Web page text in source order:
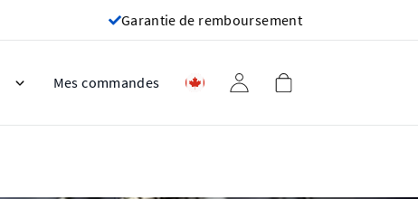
Garantie de remboursement
Mes commandes